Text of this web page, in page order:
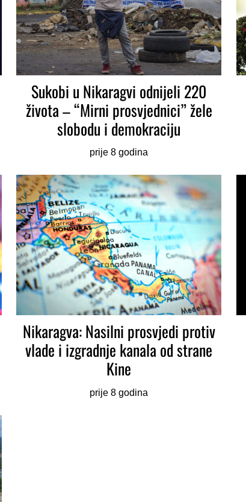
Sukobi u Nikaragvi odnijeli 220
života – “Mirni prosvjednici” žele
slobodu i demokraciju
prije 8 godina
Nikaragva: Nasilni prosvjedi protiv
vlade i izgradnje kanala od strane
Kine
prije 8 godina